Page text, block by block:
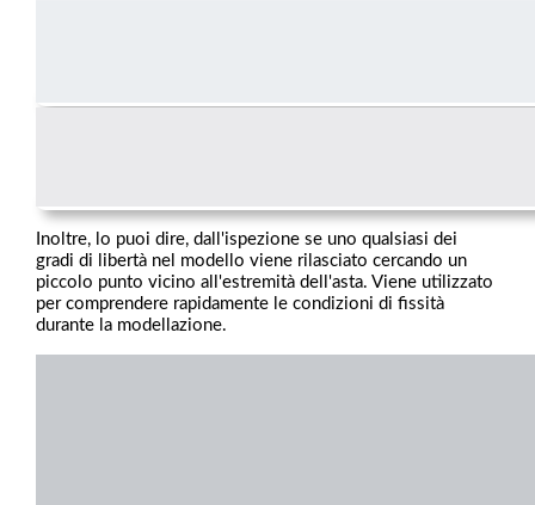
Inoltre, lo puoi dire, dall'ispezione se uno qualsiasi dei
gradi di libertà nel modello viene rilasciato cercando un
piccolo punto vicino all'estremità dell'asta. Viene utilizzato
per comprendere rapidamente le condizioni di fissità
durante la modellazione.